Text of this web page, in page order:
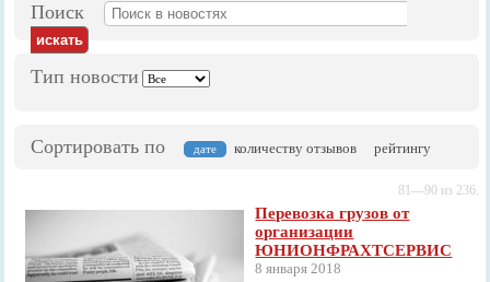
Поиск
Тип новости
Сортировать по дате количеству отзывов рейтингу
81—90 из 236.
Перевозка грузов от
организации
ЮНИОНФРАХТСЕРВИС
8 января 2018